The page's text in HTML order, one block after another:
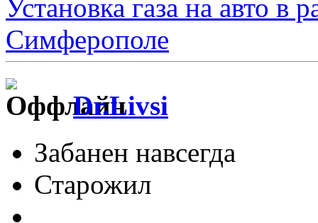
Установка газа на авто в
Симферополе
Dr.Livsi
Забанен навсегда
Старожил